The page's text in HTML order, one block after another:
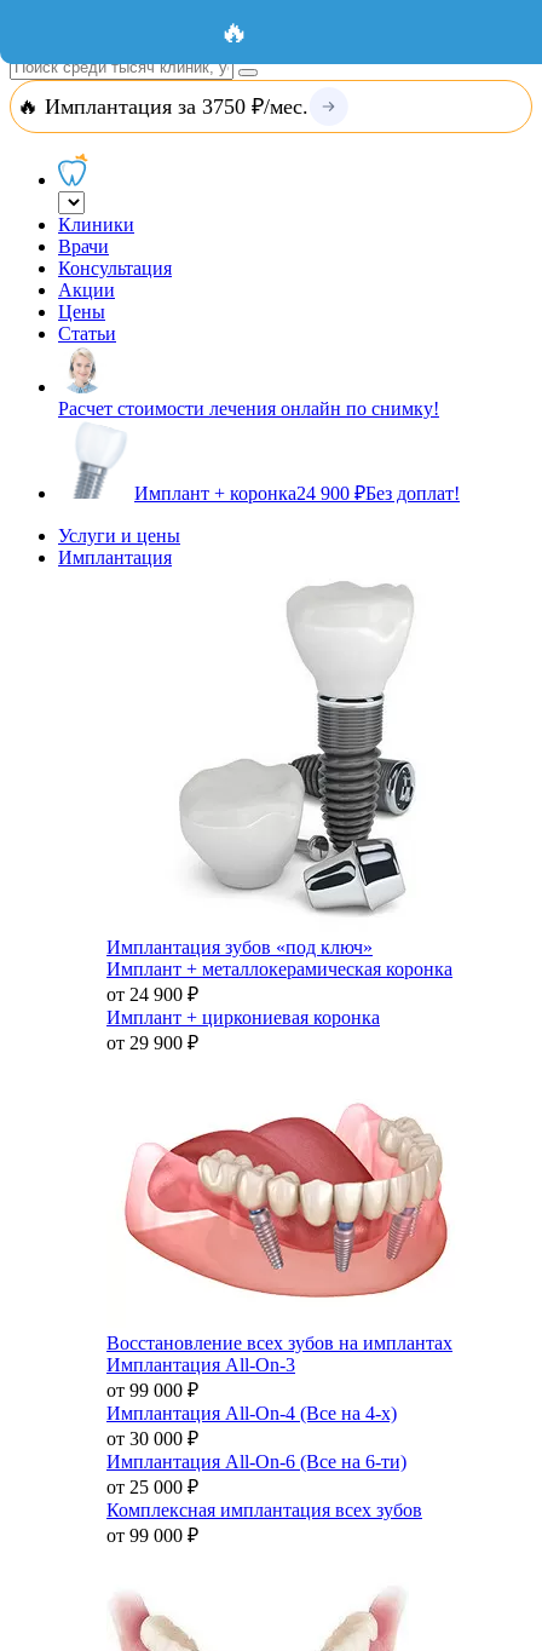
Вход
🔥 Имплантация за 3750 ₽/мес.
Клиники
Врачи
Консультация
Акции
Цены
Статьи
Расчет стоимости лечения онлайн по снимку!
Имплант + коронка24 900 ₽Без доплат!
Услуги и цены
Имплантация
Имплантация зубов «под ключ»
Имплант + металлокерамическая коронка
от 24 900 ₽
Имплант + циркониевая коронка
от 29 900 ₽
Восстановление всех зубов на имплантах
Имплантация All-On-3
от 99 000 ₽
Имплантация All-On-4 (Все на 4-х)
от 30 000 ₽
Имплантация All-On-6 (Все на 6-ти)
от 25 000 ₽
Комплексная имплантация всех зубов
от 99 000 ₽
🔥